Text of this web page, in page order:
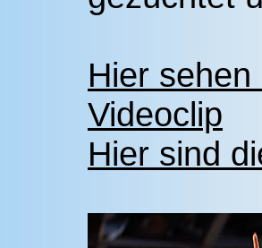
Hier
Videoclip
Hier sind